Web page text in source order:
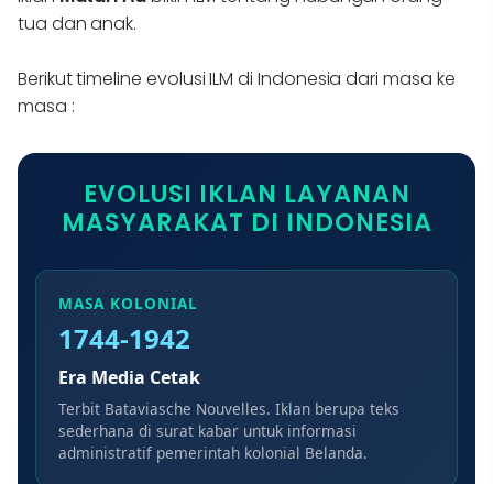
tua dan anak.
Berikut timeline evolusi ILM di Indonesia dari masa ke
masa :
EVOLUSI IKLAN LAYANAN
MASYARAKAT DI INDONESIA
MASA KOLONIAL
1744-1942
Era Media Cetak
Terbit Bataviasche Nouvelles. Iklan berupa teks
sederhana di surat kabar untuk informasi
administratif pemerintah kolonial Belanda.